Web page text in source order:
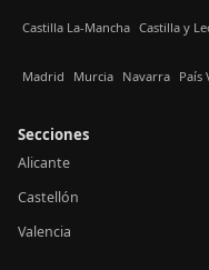
Castilla La-Mancha Castilla y
Madrid Murcia Navarra País
Secciones
Alicante
Castellón
Valencia